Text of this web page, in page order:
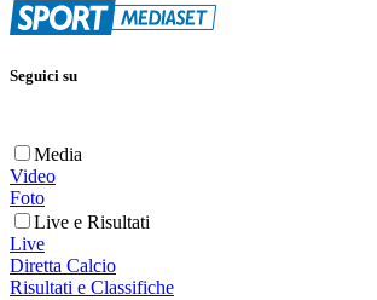
Seguici su
Media
Video
Foto
Live e Risultati
Live
Diretta Calcio
Risultati e Classifiche